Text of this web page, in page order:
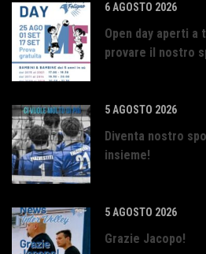
6 AGOSTO 2026
Open day aperti
provare il nostro
5 AGOSTO 2026
Diventa nostro
insieme!
5 AGOSTO 2026
Grazie Jacopo!